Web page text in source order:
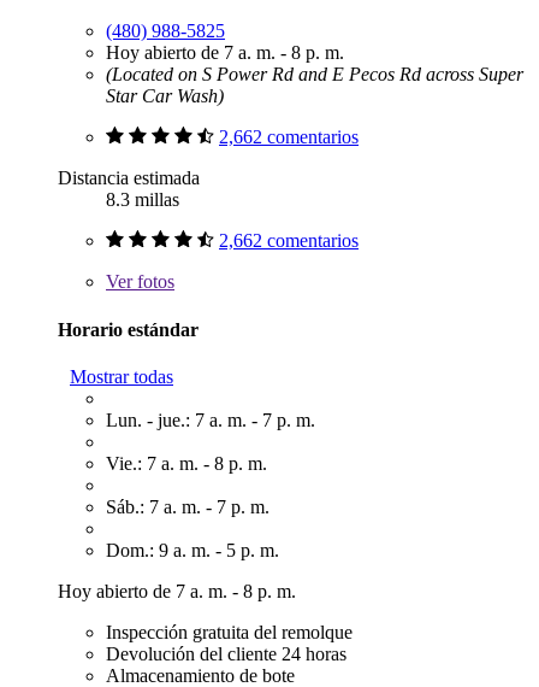
(480) 988-5825
Hoy abierto de 7 a. m. - 8 p. m.
(Located on S Power Rd and E Pecos Rd across Super
Star Car Wash)
2,662 comentarios
Distancia estimada
8.3 millas
2,662 comentarios
Verfotos
Horario estándar
Mostrar todas
Lun. - jue.: 7 a. m. - 7 p. m.
Vie.: 7 a. m. - 8 p. m.
Sáb.: 7 a. m. - 7 p. m.
Dom.: 9 a. m. - 5 p. m.
Hoy abierto de 7 a. m. - 8 p. m.
Inspección gratuita del remolque
Devolución del cliente 24 horas
Almacenamiento de bote